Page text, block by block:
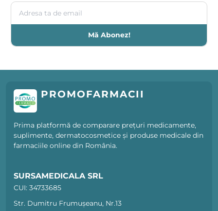
Adresa ta de email
Mă Abonez!
PROMOFARMACII
Prima platformă de comparare prețuri medicamente,
suplimente, dermatocosmetice și produse medicale din
farmaciile online din România.
SURSAMEDICALA SRL
CUI: 34733685
Str. Dumitru Frumușeanu, Nr.13